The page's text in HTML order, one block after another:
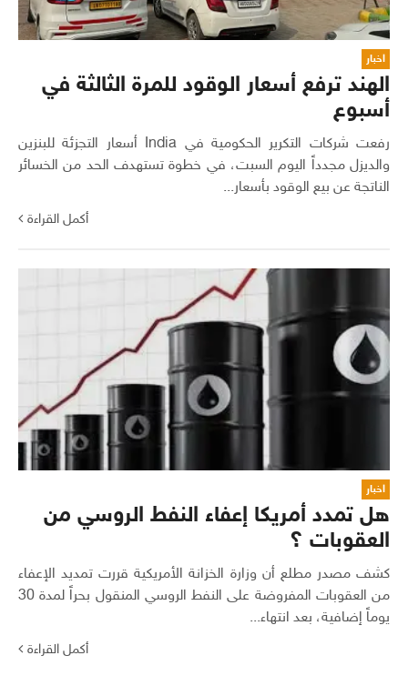
اخبار
الهند ترفع أسعار الوقود للمرة الثالثة في
أسبوع
رفعت شركات التكرير الحكومية في India أسعار التجزئة للبنزين
والديزل مجدداً اليوم السبت، في خطوة تستهدف الحد من الخسائر
الناتجة عن بيع الوقود بأسعار...
أكمل القراءة
اخبار
هل تمدد أمريكا إعفاء النفط الروسي من
العقوبات ؟
كشف مصدر مطلع أن وزارة الخزانة الأمريكية قررت تمديد الإعفاء
من العقوبات المفروضة على النفط الروسي المنقول بحراً لمدة 30
يوماً إضافية، بعد انتهاء...
أكمل القراءة